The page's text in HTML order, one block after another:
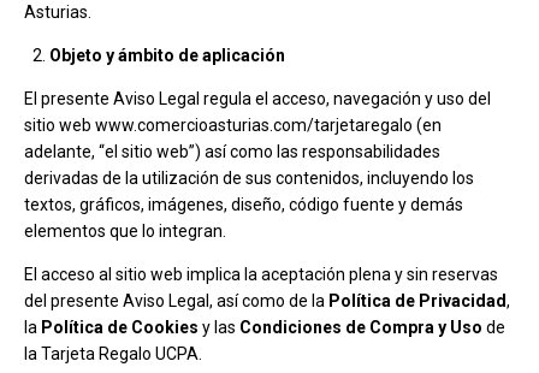
Asturias.
Objeto y ámbito de aplicación
El presente Aviso Legal regula el acceso, navegación y uso del
sitio web www.comercioasturias.com/tarjetaregalo (en
adelante, “el sitio web”) así como las responsabilidades
derivadas de la utilización de sus contenidos, incluyendo los
textos, gráficos, imágenes, diseño, código fuente y demás
elementos que lo integran.
El acceso al sitio web implica la aceptación plena y sin reservas
del presente Aviso Legal, así como de la Política de Privacidad,
la Política de Cookies y las Condiciones de Compra y Uso de
la Tarjeta Regalo UCPA.